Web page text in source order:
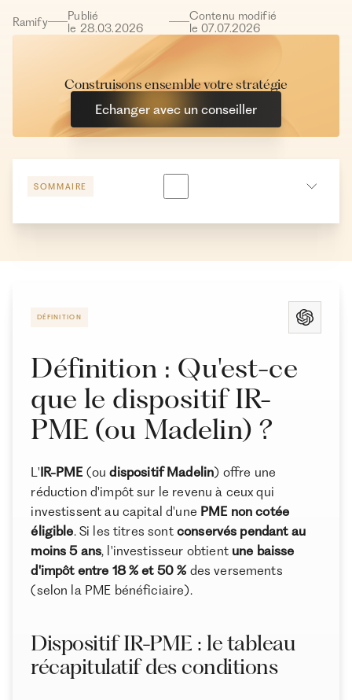
Ramify
Publié
le 28.03.2026
Contenu modifié
le07.07.2026
Construisons ensemble votre stratégie
Echanger avec un conseiller
SOMMAIRE
Quelles entreprises sont éligibles au dispositif IR-PME
IR-PME : les entreprises qui ouvrent droit à un taux
majoré (ESUS/SFS, JEI, JEIR, JEII, holding)
Peut-on encore bénéficier du dispositif IR-PME en
investissant dans des FIP ou FCPI en 2026 ?
Comment déclarer un investissement IR-PME ?
Nos conseils avant d’investir pour profiter de la
réduction d’impôt IR-PME
FAQ
À propos de Ramify
Ramify est l’alternative digitale à la banque privée.
Pour une clientèle exigeante, nous combinons
expertise patrimoniale, technologie et sélection
rigoureuse des meilleurs produits du marché, dans
une logique de performance à long terme.
DÉFINITION
Définition : Qu'est-ce
que le dispositif IR-
PME (ou Madelin) ?
L'IR-PME (oudispositif Madelin) offre une
réduction d'impôt sur le revenu à ceux qui
investissent au capital d'une PME non cotée
éligible. Si les titres sont conservés pendant au
moins 5 ans, l'investisseur obtient une baisse
d'impôt entre 18 % et 50 % des versements
(selon la PME bénéficiaire).
Dispositif IR-PME : le tableau
récapitulatif des conditions